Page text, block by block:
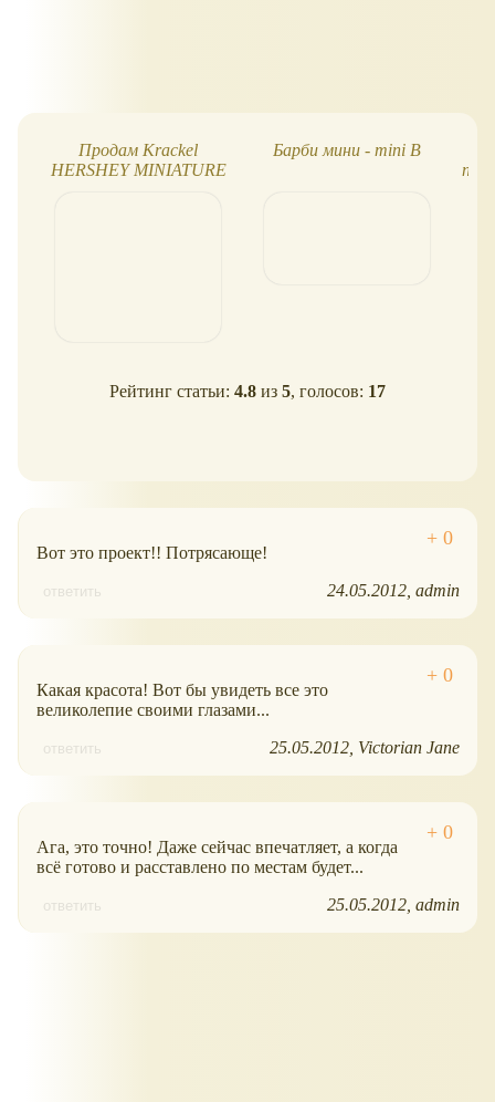
Продам Krackel
HERSHEY MINIATURE
Барби мини - mini B
Рейтинг статьи: 4.8 из 5, голосов: 17
Вот это проект!! Потрясающе!
ответить 24.05.2012 admin
Какая красота! Вот бы увидеть все это
великолепие своими глазами...
ответить 25.05.2012 Victorian Jane
Ага, это точно! Даже сейчас впечатляет, а когда
всё готово и расставлено по местам будет...
ответить 25.05.2012 admin